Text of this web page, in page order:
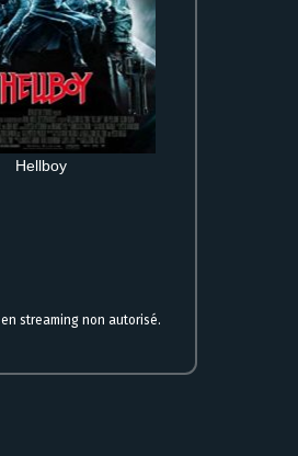
Hellboy
streaming non autorisé.